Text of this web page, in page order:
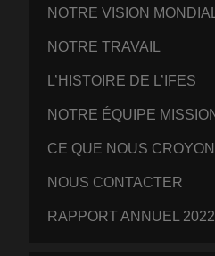
NOTRE VISION
NOTRE TRAVAIL
L’HISTOIRE DE L’IFES
NOTRE ÉQUIPE
CE QUE NOUS
NOUS CONTACTER
RAPPORT ANNUEL